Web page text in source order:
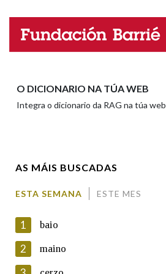
Na fraseoloxía
OUTRAS OPCIÓNS DE BUSCA
Pertence a
Nome
O DICIONARIO NA TÚA WEB
Integra o dicionario da RAG na túa web
AS MÁIS BUSCADAS
ESTA SEMANA ESTE MES
1 baio
2 maino